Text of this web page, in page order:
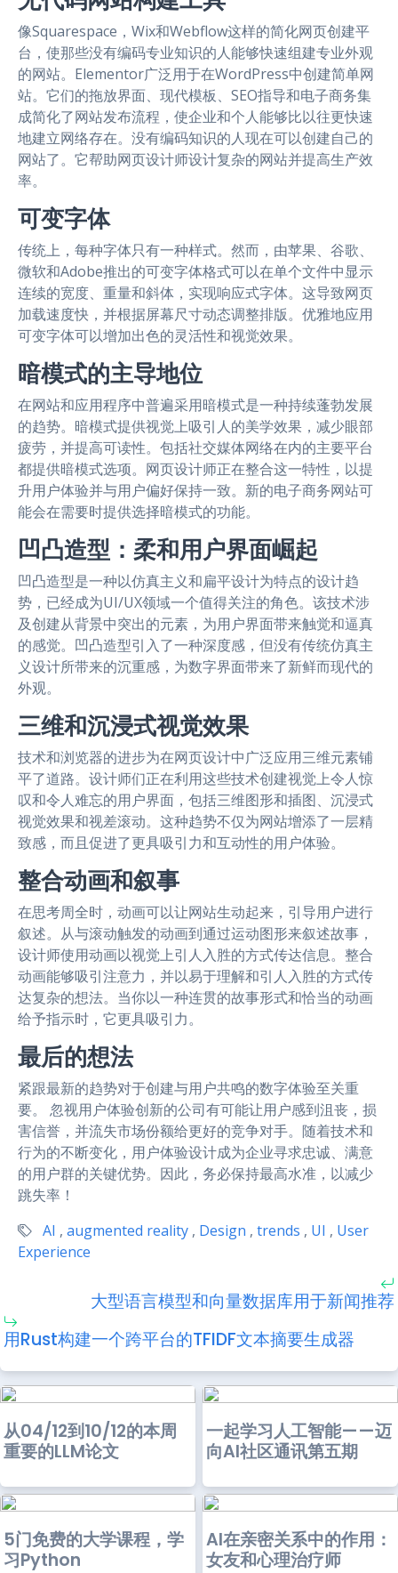
像Squarespace，Wix和Webflow这样的简化网页创建平
台，使那些没有编码专业知识的人能够快速组建专业外观
的网站。Elementor广泛用于在WordPress中创建简单网
站。它们的拖放界面、现代模板、SEO指导和电子商务集
成简化了网站发布流程，使企业和个人能够比以往更快速
地建立网络存在。没有编码知识的人现在可以创建自己的
网站了。它帮助网页设计师设计复杂的网站并提高生产效
率。
可变字体
传统上，每种字体只有一种样式。然而，由苹果、谷歌、
微软和Adobe推出的可变字体格式可以在单个文件中显示
连续的宽度、重量和斜体，实现响应式字体。这导致网页
加载速度快，并根据屏幕尺寸动态调整排版。优雅地应用
可变字体可以增加出色的灵活性和视觉效果。
暗模式的主导地位
在网站和应用程序中普遍采用暗模式是一种持续蓬勃发展
的趋势。暗模式提供视觉上吸引人的美学效果，减少眼部
疲劳，并提高可读性。包括社交媒体网络在内的主要平台
都提供暗模式选项。网页设计师正在整合这一特性，以提
升用户体验并与用户偏好保持一致。新的电子商务网站可
能会在需要时提供选择暗模式的功能。
凹凸造型：柔和用户界面崛起
凹凸造型是一种以仿真主义和扁平设计为特点的设计趋
势，已经成为UI/UX领域一个值得关注的角色。该技术涉
及创建从背景中突出的元素，为用户界面带来触觉和逼真
的感觉。凹凸造型引入了一种深度感，但没有传统仿真主
义设计所带来的沉重感，为数字界面带来了新鲜而现代的
外观。
三维和沉浸式视觉效果
技术和浏览器的进步为在网页设计中广泛应用三维元素铺
平了道路。设计师们正在利用这些技术创建视觉上令人惊
叹和令人难忘的用户界面，包括三维图形和插图、沉浸式
视觉效果和视差滚动。这种趋势不仅为网站增添了一层精
致感，而且促进了更具吸引力和互动性的用户体验。
整合动画和叙事
在思考周全时，动画可以让网站生动起来，引导用户进行
叙述。从与滚动触发的动画到通过运动图形来叙述故事，
设计师使用动画以视觉上引人入胜的方式传达信息。整合
动画能够吸引注意力，并以易于理解和引人入胜的方式传
达复杂的想法。当你以一种连贯的故事形式和恰当的动画
给予指示时，它更具吸引力。
最后的想法
紧跟最新的趋势对于创建与用户共鸣的数字体验至关重
要。
忽视用户体验创新的公司有可能让用户感到沮丧，损
害信誉，并流失市场份额给更好的竞争对手。随着技术和
行为的不断变化，用户体验设计成为企业寻求忠诚、满意
的用户群的关键优势。因此，务必保持最高水准，以减少
跳失率！
AI , augmented reality , Design , trends , UI , User
Experience
大型语言模型和向量数据库用于新闻推荐
用Rust构建一个跨平台的TFIDF文本摘要生成器
从04/12到10/12的本周
重要的LLM论文
一起学习人工智能——迈
向AI社区通讯第五期
5门免费的大学课程，学
习Python
AI在亲密关系中的作用：
女友和心理治疗师